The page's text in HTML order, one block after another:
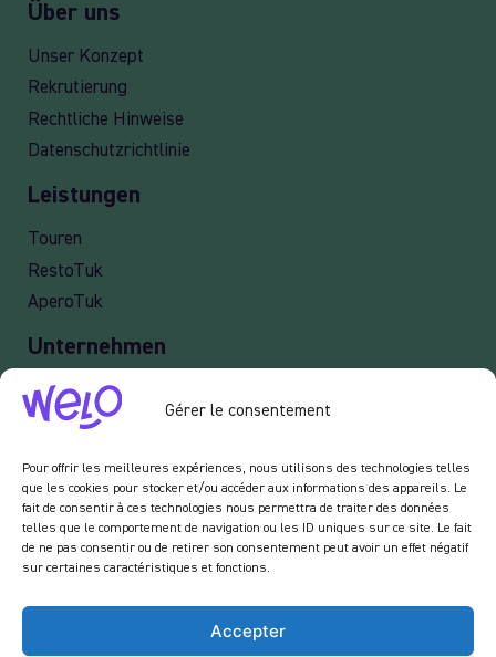
Gérer le consentement
Pour offrir les meilleures expériences, nous utilisons des technologies telles
que les cookies pour stocker et/ou accéder aux informations des appareils. Le
fait de consentir à ces technologies nous permettra de traiter des données
telles que le comportement de navigation ou les ID uniques sur ce site. Le fait
de ne pas consentir ou de retirer son consentement peut avoir un effet négatif
sur certaines caractéristiques et fonctions.
Accepter
Über uns
Unser Konzept
Rekrutierung
Rechtliche Hinweise
Datenschutzrichtlinie
Leistungen
Touren
RestoTuk
AperoTuk
Unternehmen
Lieferung
Veranstaltung
Newsletter :
Indem Sie unseren Newsletter abonnieren, erklären Sie sich damit einverstanden,